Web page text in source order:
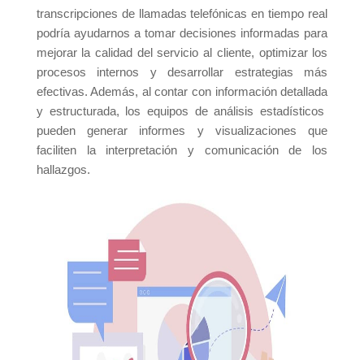
transcripciones de llamadas telefónicas en tiempo real
podría ayudarnos a tomar decisiones informadas para
mejorar la calidad del servicio al cliente, optimizar los
procesos internos y desarrollar estrategias más
efectivas. Además, al contar con información detallada
y estructurada, los equipos de análisis estadísticos
pueden generar informes y visualizaciones que
faciliten la interpretación y comunicación de los
hallazgos.